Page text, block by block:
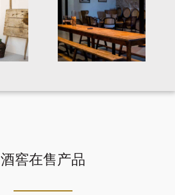
酒窖在售产品